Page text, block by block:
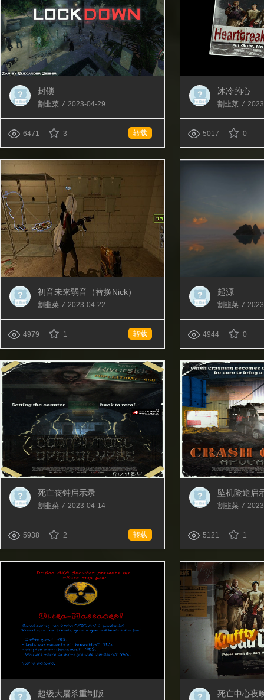
封锁
割韭菜 / 2023-04-29
6471 3 转载
冰冷的心
割韭菜 /
5017 0
初音未来弱音（替换Nick）
割韭菜 / 2023-04-22
4979 1 转载
起源
割韭菜 /
4944 0
死亡丧钟启示录
割韭菜 / 2023-04-14
5938 2 转载
坠机险途启
割韭菜 /
5121 1
超级大屠杀重制版 死亡中心夜